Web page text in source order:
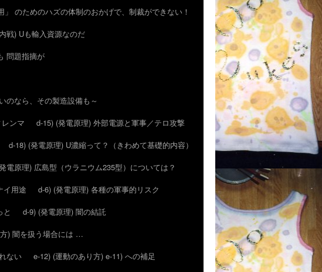
のためのハズの体制のおかげで、制裁ができない！
戦) Uも輸入資源なのだ
問題指摘が
のなら、その製造設備も～
ンマ
d-15) (発電原理) 外部電源と軍事／テロ攻撃
d-18) (発電原理) U濃縮って？（きわめて基礎的内容）
電原理) 広島型（ウラニウム235型）については？
イ用途
d-6) (発電原理) 各種の軍事的リスク
と
d-9) (発電原理) 闇の結託
) 闇を扱う場合には …
ない
e-12) (運動のあり方) e-11) への補足